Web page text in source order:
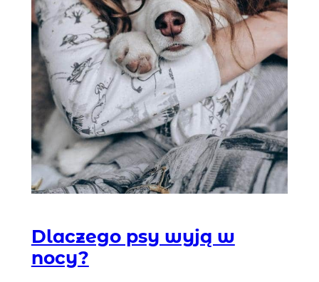
Dlaczego psy wyją w
nocy?